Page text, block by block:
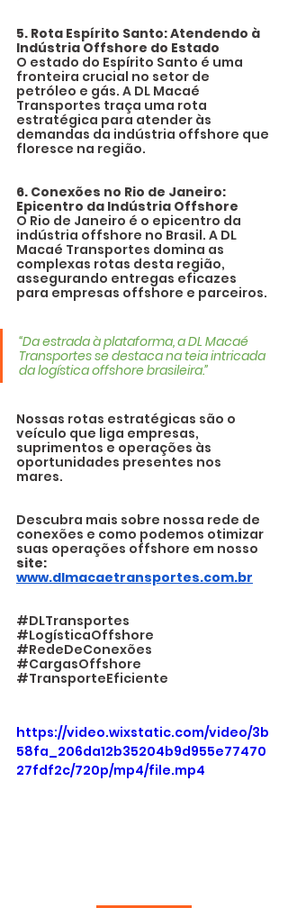
5. Rota Espírito Santo: Atendendo à
Indústria Offshore do Estado
O estado do Espírito Santo é uma
fronteira crucial no setor de
petróleo e gás. A DL Macaé
Transportes traça uma rota
estratégica para atender às
demandas da indústria offshore que
floresce na região.
6. Conexões no Rio de Janeiro:
Epicentro da Indústria Offshore
O Rio de Janeiro é o epicentro da
indústria offshore no Brasil. A DL
Macaé Transportes domina as
complexas rotas desta região,
assegurando entregas eficazes
para empresas offshore e parceiros.
“Da estrada à plataforma, a DL Macaé
Transportes se destaca na teia intricada
da logística offshore brasileira.”
Nossas rotas estratégicas são o
veículo que liga empresas,
suprimentos e operações às
oportunidades presentes nos
mares.
Descubra mais sobre nossa rede de
conexões e como podemos otimizar
suas operações offshore em nosso
site:
www.dlmacaetransportes.com.br
#DLTransportes
#LogísticaOffshore
#RedeDeConexões
#CargasOffshore
#TransporteEficiente
https://video.wixstatic.com/video/3b
58fa_206da12b35204b9d955e77470
27fdf2c/720p/mp4/file.mp4